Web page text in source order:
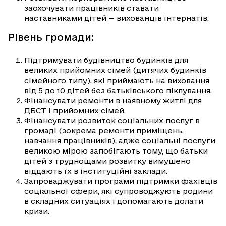
заохочувати працівників ставати
наставниками дітей — вихованців інтернатів.
Рівень громади:
Підтримувати будівництво будинків для
великих прийомних сімей (дитячих будинків
сімейного типу), які приймають на виховання
від 5 до 10 дітей без батьківського піклування.
Фінансувати ремонти в наявному житлі для
ДБСТ і прийомних сімей.
Фінансувати розвиток соціальних послуг в
громаді (зокрема ремонти приміщень,
навчання працівників), адже соціальні послуги
великою мірою запобігають тому, що батьки
дітей з труднощами розвитку вимушено
віддають їх в інституційні заклади.
Запроваджувати програми підтримки фахівців
соціальної сфери, які супроводжують родини
в складних ситуаціях і допомагають долати
кризи.